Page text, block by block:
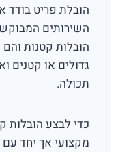
הובלת פריט בודד
השירותים
הובלות קטנות
גדולים או קטנים
תכולה.
כדי לבצע הובלות
מקצועי אך יחד